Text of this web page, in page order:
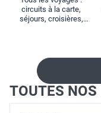
circuits à la carte,
séjours, croisières,
TOUTES NOS